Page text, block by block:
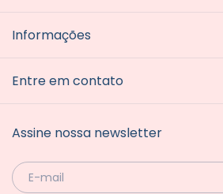
Informações
Entre em contato
Assine nossa newsletter